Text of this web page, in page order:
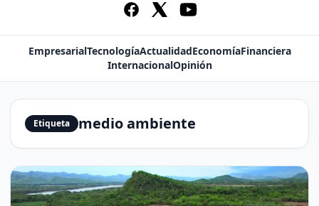
EmpresarialTecnologíaActualidadEconomíaFinanciera
InternacionalOpinión
Etiqueta medio ambiente